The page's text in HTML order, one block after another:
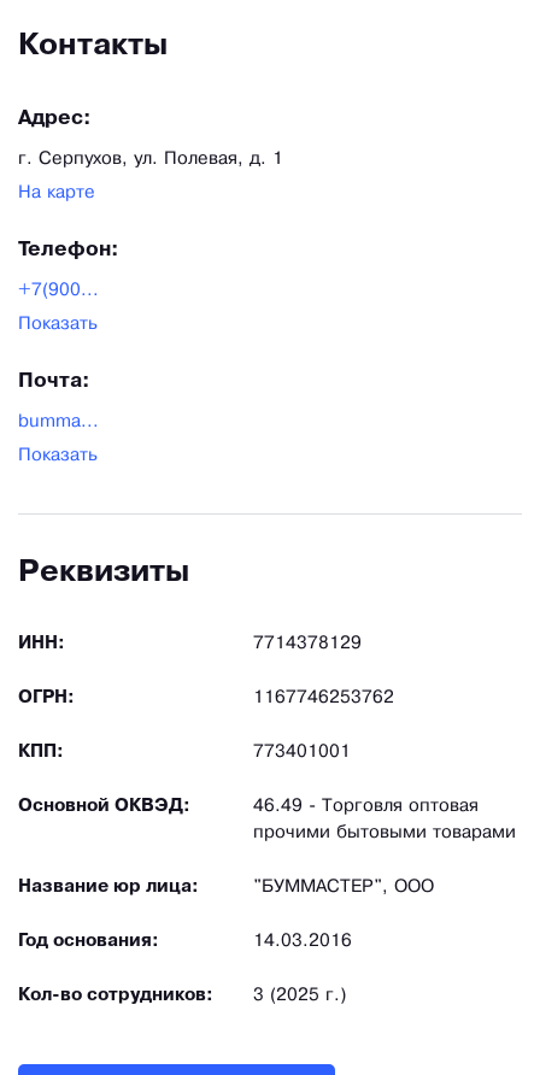
Контакты
Адрес:
г. Серпухов, ул. Полевая, д. 1
На карте
Телефон:
+7(900...
Показать
Почта:
bumma...
Показать
Реквизиты
ИНН: 7714378129
ОГРН: 1167746253762
КПП: 773401001
Основной ОКВЭД:
46.49 - Торговля оптовая
прочими бытовыми товарами
Название юр лица: "БУММАСТЕР", ООО
Год основания: 14.03.2016
Кол-во сотрудников: 3 (2025 г.)